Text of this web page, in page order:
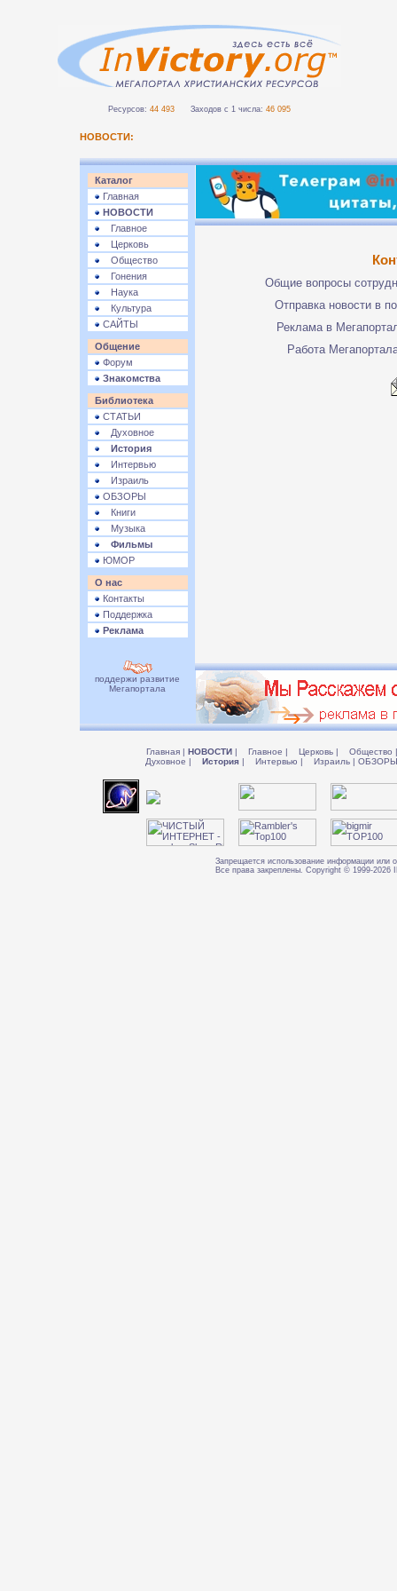
Ресурсов: 44 493 Заходов с 1 числа: 46 095
НОВОСТИ:
Каталог
Главная
НОВОСТИ
Главное
Церковь
Общество
Гонения
Наука
Культура
САЙТЫ
Общение
Форум
Знакомства
Библиотека
СТАТЬИ
Духовное
История
Интервью
Израиль
ОБЗОРЫ
Книги
Музыка
Фильмы
ЮМОР
О нас
Контакты
Поддержка
Реклама
Общие вопросы
Отправка новости в
Реклама в
Работа
поддержи развитие
Мегапортала
Главная | НОВОСТИ | Главное | Церковь | Общество |
Духовное | История | Интервью | Израиль |
Запрещается использование информации или
Все права закреплены. Copyright © 1999-